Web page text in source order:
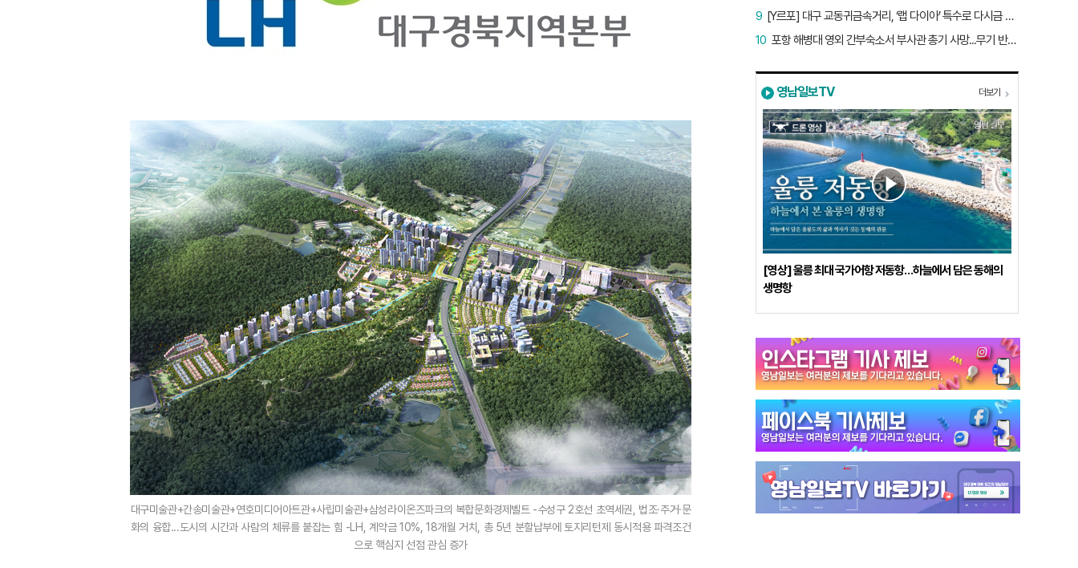
대구미술관+간송미술관+연호미디어아트관+사립미술관+삼성라이온즈파크의 복합문화경제벨트 -수성구 2호선 초역세권, 법조·주거·문
화의 융합...도시의 시간과 사람의 체류를 붙잡는 힘 -LH, 계약금 10%, 18개월 거치, 총 5년 분할납부에 토지리턴제 동시적용 파격조건
으로 핵심지 선점 관심 증가
[Y르포] 대구 교동귀금속거리, ‘랩 다이아’ 특수로 다시금 활기…“반짝 인기 의존 않는 지속 가능 성장 동력 마련해야”
9
포항 해병대 영외 간부숙소서 부사관 총기 사망...무기 반출 비상
10
영남일보TV 더보기
[영상] 울릉 최대 국가어항 저동항…하늘에서 담은 동해의
생명항